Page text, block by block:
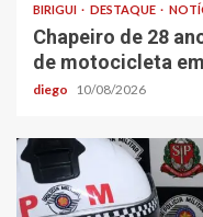
BIRIGUI DESTAQUE
Chapeiro de 28
de motocicleta
diego 10/08/2026